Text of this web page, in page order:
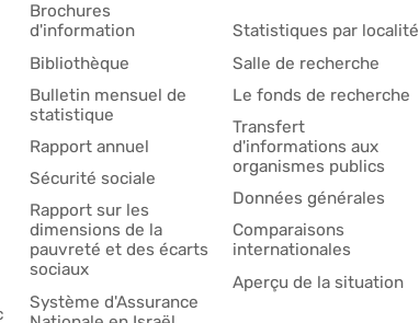
Statistiques par localité
Salle de recherche
Le fonds de recherche
Transfert
d'informations aux
organismes publics
Données générales
Comparaisons
internationales
Aperçu de la situation
Brochures
d'information
Bibliothèque
Bulletin mensuel de
statistique
Rapport annuel
Sécurité sociale
Rapport sur les
dimensions de la
pauvreté et des écarts
sociaux
Système d'Assurance